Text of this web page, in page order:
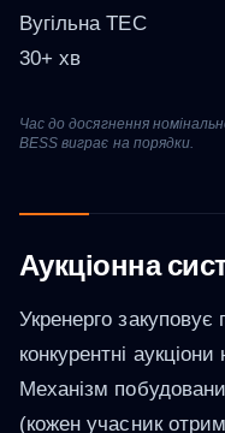
Вугільна ТЕС
30+ хв
Час до досягнення
BESS виграє на порядки.
Аукціонна
Укренерго
конкурентні
Механізм
(кожен учасник